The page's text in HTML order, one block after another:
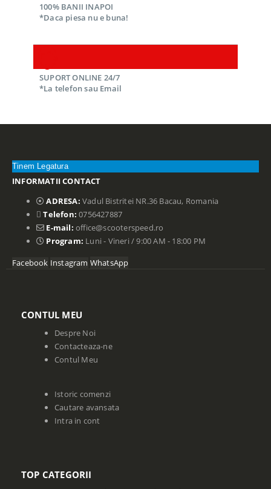
100% BANII INAPOI
*Daca piesa nu e buna!
SUPORT ONLINE 24/7
*La telefon sau Email
Tinem Legatura
INFORMATII CONTACT
ADRESA: Vadul Bistritei NR.36 Bacau, Romania
Telefon: 0756427887
E-mail: office@scooterspeed.ro
Program: Luni - Vineri / 9:00 AM - 18:00 PM
Facebook Instagram WhatsApp
CONTUL MEU
Despre Noi
Contacteaza-ne
Contul Meu
Istoric comenzi
Cautare avansata
Intra in cont
TOP CATEGORII